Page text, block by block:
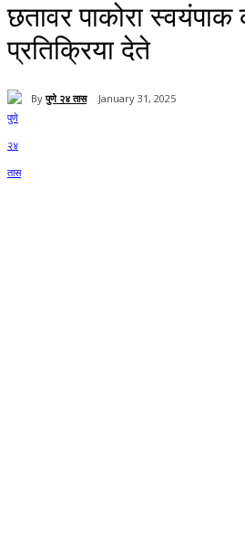
छतावर पाकोरा
प्रतिक्रिया देते
By पुणे २४ तास January 31, 2025